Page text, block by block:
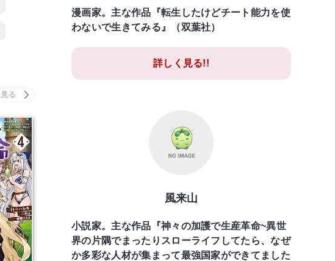
漫画家。主な作品『転生したけどチート能力を使
わないで生きてみる』（双葉社）
詳しく見る!!
風来山
小説家。主な作品『神々の加護で生産革命~異世
界の片隅でまったりスローライフしてたら、なぜ
か多彩な人材が集まって最強国家ができてました